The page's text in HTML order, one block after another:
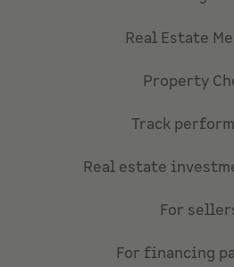
Real Estate
Property
Track
Real estate
For
For financing